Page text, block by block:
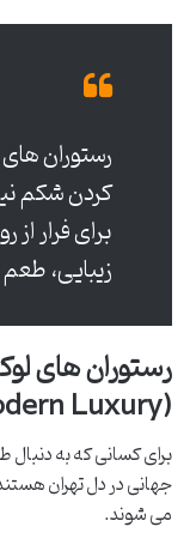
رستوران
کردن شکم
برای فرار
زیبایی،
رستوران های
(International & Modern Luxury)
برای کسانی که به
جهانی در دل تهران
می شوند.